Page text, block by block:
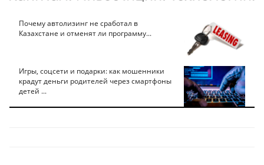
Почему автолизинг не сработал в
Казахстане и отменят ли программу...
Игры, соцсети и подарки: как мошенники
крадут деньги родителей через смартфоны
детей ...